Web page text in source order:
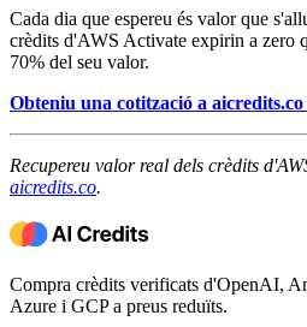
Cada dia que espereu és valor que
crèdits d'AWS Activate expirin a zero
70% del seu valor.
Obteniu una cotització a aicredits.co
Recupereu valor real dels crèdits
aicredits.co.
Compra crèdits verificats d'OpenAI,
Azure i GCP a preus reduïts.